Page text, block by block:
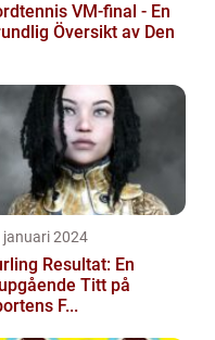
VM-final - En
Översikt av Den
januari 2024
Resultat: En
Titt på
F...